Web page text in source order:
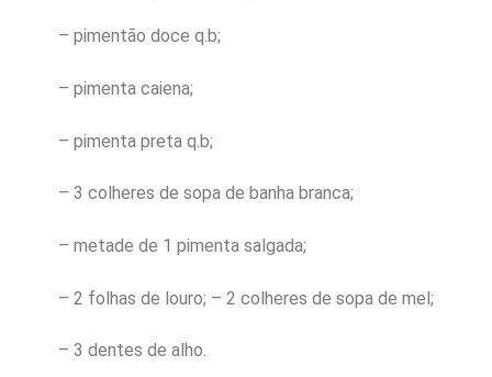
– pimentão doce q.b;
– pimenta caiena;
– pimenta preta q.b;
– 3 colheres de sopa de banha branca;
– metade de 1 pimenta salgada;
– 2 folhas de louro; – 2 colheres de sopa de mel;
– 3 dentes de alho.